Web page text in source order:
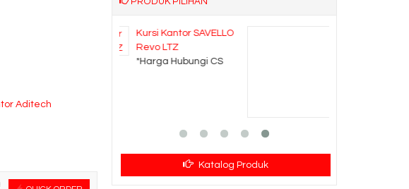
Aditech
Kursi Kantor Rakuda
*Harga Hubungi CS
Katalog Produk